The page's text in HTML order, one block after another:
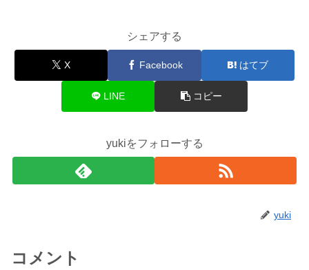
シェアする
X Facebook はてブ
LINE コピー
yukiをフォローする
yuki
コメント